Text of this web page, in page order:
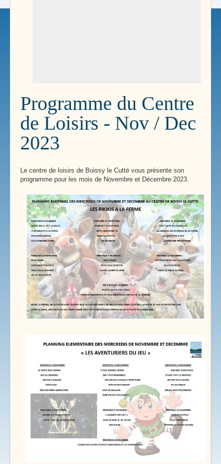
Programme du Centre
de Loisirs - Nov / Dec
2023
Le centre de loisirs de Boissy le Cutté vous présente son
programme pour les mois de Novembre et Décembre 2023.